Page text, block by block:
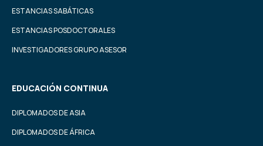
ESTANCIAS SABÁTICAS
ESTANCIAS POSDOCTORALES
INVESTIGADORES GRUPO ASESOR
EDUCACIÓN CONTINUA
DIPLOMADOS DE ASIA
DIPLOMADOS DE ÁFRICA